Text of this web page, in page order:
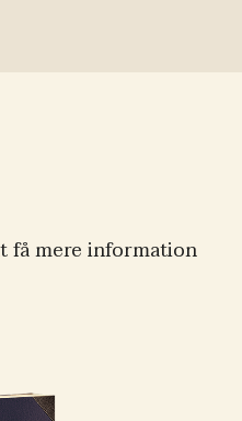
få mere information
Old St.